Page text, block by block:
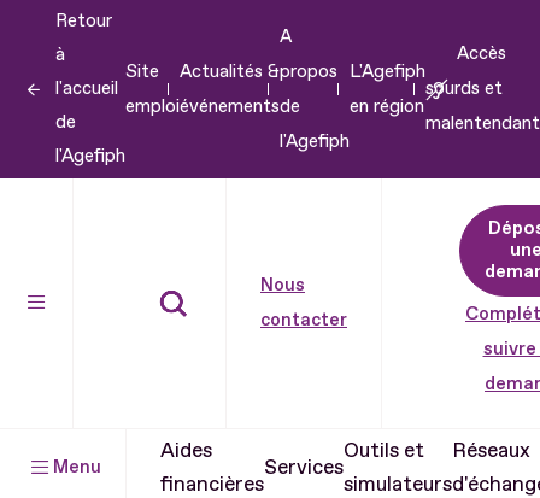
contenu
Retour
à
l'accueil
de
l'Agefiph
Site
emploi
Actualités &
événements
A
propos
de
l'Agefiph
L'Agefiph
en région
Accès
sourds et
Nous
contacter
suivre
Menu
Aides
financières
Services
Outils et
simulateurs
Réseaux